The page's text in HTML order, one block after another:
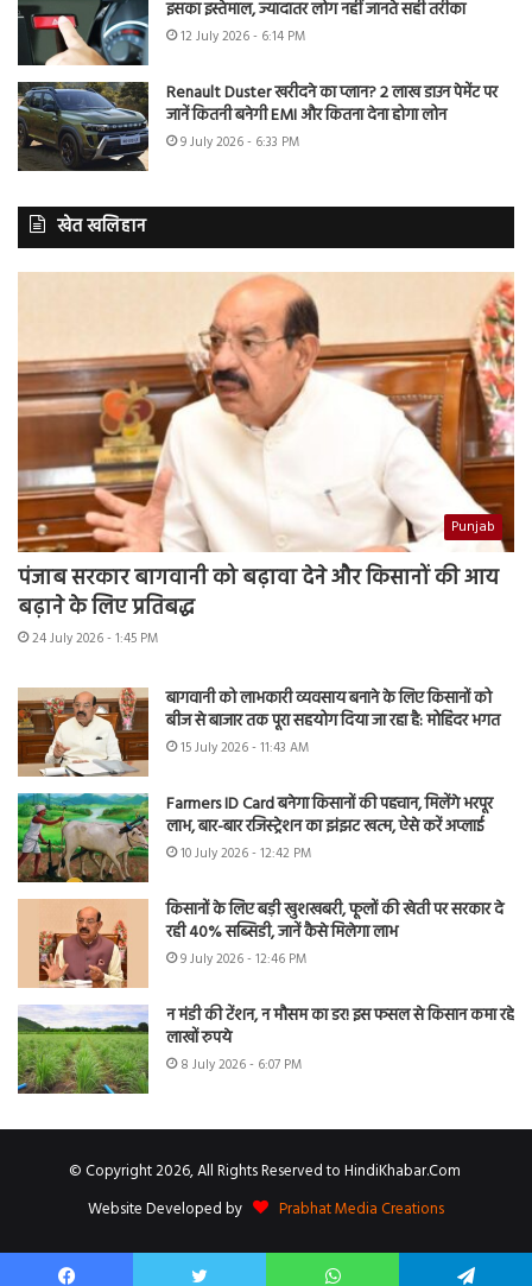
इसका इस्तेमाल, ज्यादातर लोग नहीं जानते सही तरीका
12 July 2026 - 6:14 PM
Renault Duster खरीदने का प्लान? 2 लाख डाउन पेमेंट पर
जानें कितनी बनेगी EMI और कितना देना होगा लोन
9 July 2026 - 6:33 PM
खेत खलिहान
Punjab
पंजाब सरकार बागवानी को बढ़ावा देने और किसानों की आय
बढ़ाने के लिए प्रतिबद्ध
24 July 2026 - 1:45 PM
बागवानी को लाभकारी व्यवसाय बनाने के लिए किसानों को
बीज से बाजार तक पूरा सहयोग दिया जा रहा है: मोहिंदर भगत
15 July 2026 - 11:43 AM
Farmers ID Card बनेगा किसानों की पहचान, मिलेंगे भरपूर
लाभ, बार-बार रजिस्ट्रेशन का झंझट खत्म, ऐसे करें अप्लाई
10 July 2026 - 12:42 PM
किसानों के लिए बड़ी खुशखबरी, फूलों की खेती पर सरकार दे
रही 40% सब्सिडी, जानें कैसे मिलेगा लाभ
9 July 2026 - 12:46 PM
न मंडी की टेंशन, न मौसम का डर! इस फसल से किसान कमा रहे
लाखों रुपये
8 July 2026 - 6:07 PM
© Copyright 2026, All Rights Reserved to HindiKhabar.Com
Website Developed by
Prabhat Media Creations